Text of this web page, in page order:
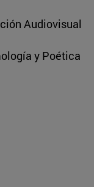
Audiovisual
y Poética